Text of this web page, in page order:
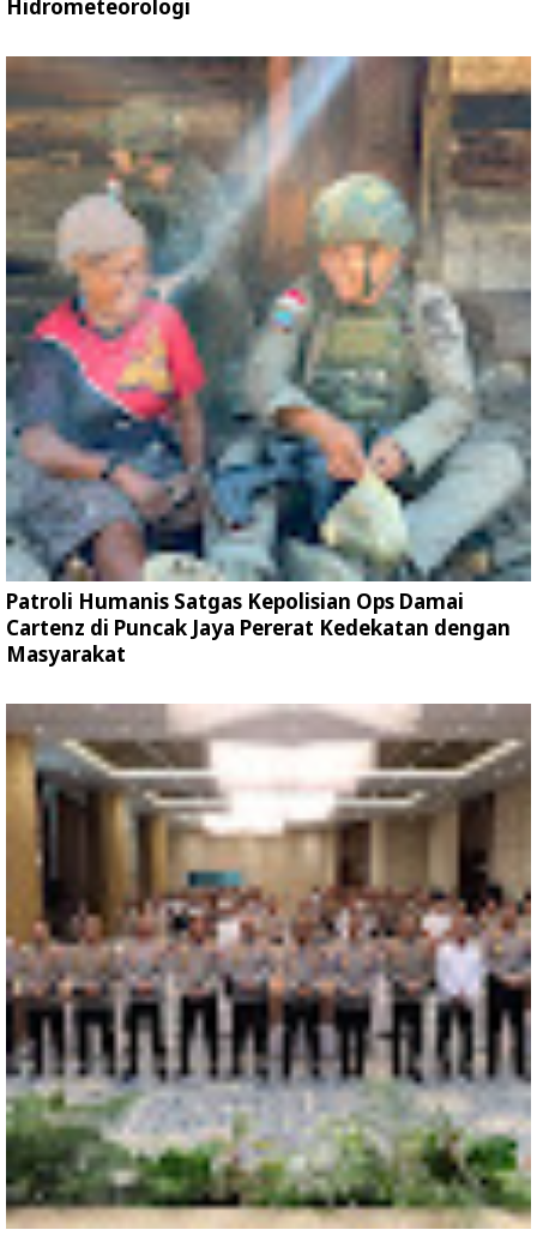
Hidrometeorologi
Patroli Humanis Satgas Kepolisian Ops Damai
Cartenz di Puncak Jaya Pererat Kedekatan dengan
Masyarakat